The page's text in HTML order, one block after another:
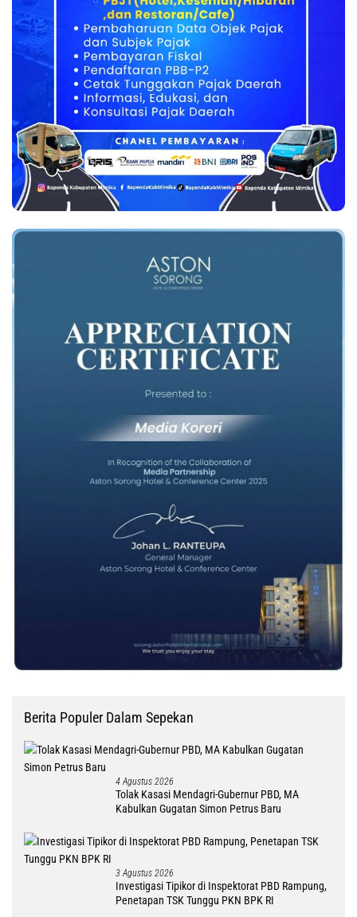
Berita Populer Dalam Sepekan
4 Agustus 2026
Tolak Kasasi Mendagri-Gubernur PBD, MA
Kabulkan Gugatan Simon Petrus Baru
3 Agustus 2026
Investigasi Tipikor di Inspektorat PBD Rampung,
Penetapan TSK Tunggu PKN BPK RI